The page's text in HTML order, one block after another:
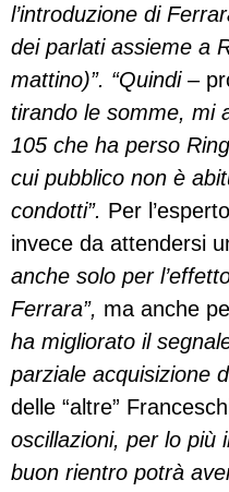
l’introduzione di
dei parlati assieme a
mattino)”. “Quindi–
tirando le somme, mi
105 che ha perso
cui pubblico non è
condotti”. Per
invece da attendersi
anche solo per
Ferrara”, ma anche
ha migliorato il
parziale acquisizione
delle “altre”
oscillazioni, per lo più
buon rientro potrà